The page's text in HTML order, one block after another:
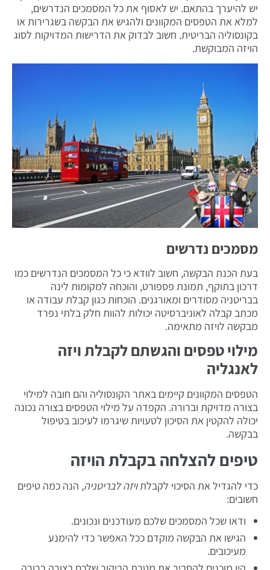
יש להיערך בהתאם. יש לאסוף את כל המסמכים הנדרשים,
למלא את הטפסים המקוונים ולהגיש את הבקשה בשגרירות או
בקונסוליה הבריטית. חשוב לבדוק את הדרישות המדויקות לסוג
הויזה המבוקשת.
מסמכים נדרשים
בעת הכנת הבקשה, חשוב לוודא כי כל המסמכים הנדרשים כמו
דרכון בתוקף, תמונת פספורט, והוכחה למקומות לינה
בבריטניה מסודרים ומאורגנים. הוכחות כגון קבלת עבודה או
מכתב קבלה לאוניברסיטה יכולות להוות חלק בלתי נפרד
מבקשה לויזה מתאימה.
מילוי טפסים והגשתם לקבלת ויזה
לאנגליה
הטפסים המקוונים קיימים באתר הקונסוליה והם חובה למילוי
בצורה מדויקת וברורה. הקפדה על מילוי הטפסים בצורה נכונה
יכולה להקטין את הסיכון לטעויות שיגרמו לעיכוב בטיפול
בבקשה.
טיפים להצלחה בקבלת הויזה
כדי להגדיל את הסיכוי לקבלתויזה לבריטניה, הנה כמה טיפים
חשובים:
ודאו שכל המסמכים שלכם מעודכנים ונכונים.
הגישו את הבקשה מוקדם ככל האפשר כדי להימנע
מעיכובים.